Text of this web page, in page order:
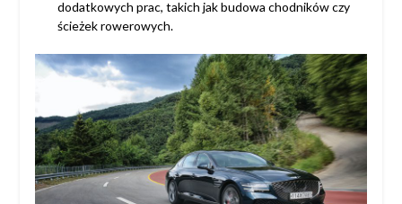
dodatkowych prac, takich jak budowa chodników czy
ścieżek rowerowych.